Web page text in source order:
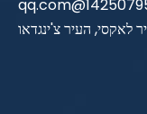
לאקסי, העיר צ'ינגדאו